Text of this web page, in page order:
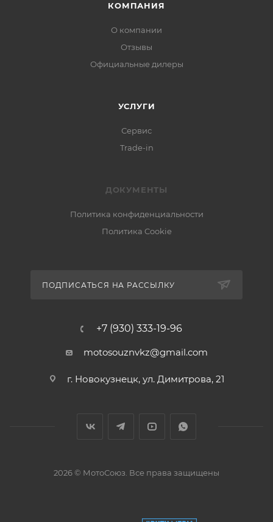
КОМПАНИЯ
О компании
Отзывы
Официальные дилеры
УСЛУГИ
Сервис
Trade-in
ДОКУМЕНТЫ
Политика конфиденциальности
Политика Cookie
ПОДПИСАТЬСЯ НА РАССЫЛКУ
+7 (930) 333-19-96
motosouznvkz@gmail.com
г. Новокузнецк, ул. Димитрова, 21
2026 © МотоСоюз. Все права защищены